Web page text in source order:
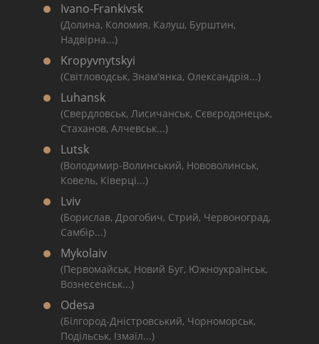
Ivano-Frankivsk
(Долина, Коломия, Калуш, Бурштин,
Надвірна...)
Kropyvnytskyi
(Світловодськ, Знам'янка, Олександрія...)
Luhansk
(Свердловськ, Лисичанськ, Сєвєродонецьк,
Стаханов, Алчевськ...)
Lutsk
(Володимир-Волинський, Нововолинськ,
Ковель, Ківерці...)
Lviv
(Борислав, Дрогобич, Стрий, Червоноград,
Самбір...)
Mykolaiv
(Первомайськ, Новий Буг, Южноукраїнськ,
Вознесенськ...)
Odesa
(Білгород-Дністровський, Чорноморськ,
Подільськ, Ізмаїл...)